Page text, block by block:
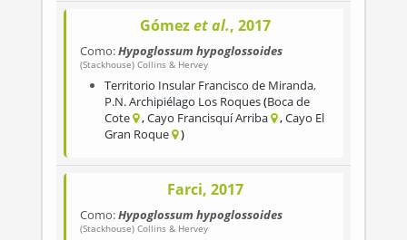
Gómezet al., 2017
Como:Hypoglossum hypoglossoides
(Stackhouse) Collins & Hervey
Territorio Insular Francisco de Miranda,
P.N. Archipiélago Los Roques Boca de
Cote
Cayo Francisquí Arriba
Cayo El
Gran Roque
Farci, 2017
Como:Hypoglossum hypoglossoides
(Stackhouse) Collins & Hervey